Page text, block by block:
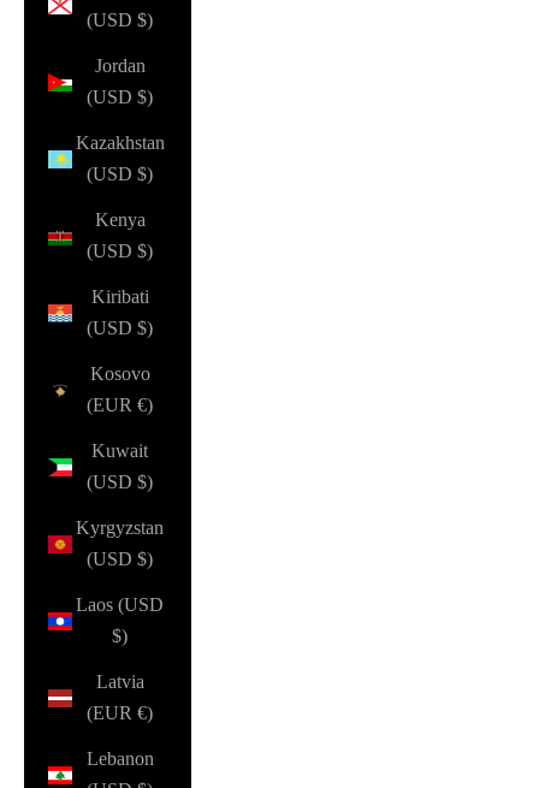
(USD $)
Jordan
(USD $)
Kazakhstan
(USD $)
Kenya
(USD $)
Kiribati
(USD $)
Kosovo
(EUR €)
Kuwait
(USD $)
Kyrgyzstan
(USD $)
Laos (USD
$)
Latvia
(EUR €)
Lebanon